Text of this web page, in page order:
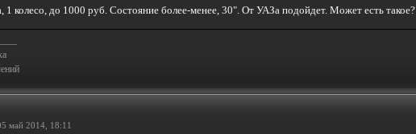
1 колесо, до 1000 руб. Состояние более-менее, 30". От УАЗа подойдет. Может есть такое?
май 2014, 18:11